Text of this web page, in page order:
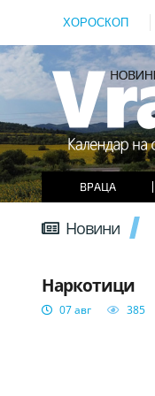
ХОРОСКОП
ВРАЦА
Новини
Наркотици
07 авг 385